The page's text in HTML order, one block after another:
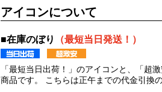
アイコンについて
■在庫のぼり （最短当日発送！）
「最短当日出荷！」のアイコンと、「超
商品です。 こちらは正午までの代金引換の